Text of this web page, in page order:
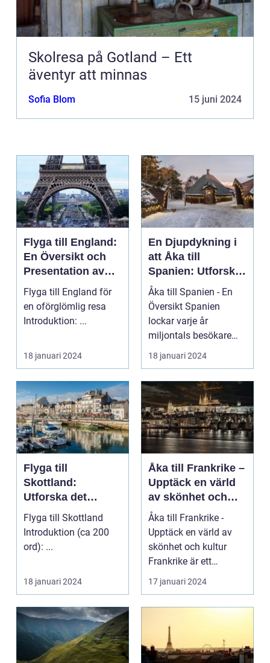
Skolresa på Gotland – Ett
äventyr att minnas
Sofia Blom 15 juni 2024
Flyga till England:
En Översikt och
Presentation av
Resmöjligheter
Flyga till England för
en oförglömlig resa
Introduktion: ...
18 januari 2024
En Djupdykning i
att Åka till
Spanien: Utforska
det
Mångfacetterade
Spanien
Åka till Spanien - En
Översikt Spanien
lockar varje år
miljontals besökare
med sina fantastiska
str...
18 januari 2024
Flyga till
Skottland:
Utforska det
majestätiska
landet
Flyga till Skottland
Introduktion (ca 200
ord): ...
18 januari 2024
Åka till Frankrike –
Upptäck en värld
av skönhet och
kultur
Åka till Frankrike -
Upptäck en värld av
skönhet och kultur
Frankrike är ett
fantastiskt land som
17 januari 2024